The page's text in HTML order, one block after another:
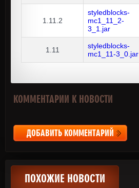
1.11.2
styledblocks-
mc1_11_2-
3_1.jar
1.11
styledblocks-
mc1_11-3_0.jar
КОММЕНТАРИИ К НОВОСТИ
ДОБАВИТЬ КОММЕНТАРИЙ
ПОХОЖИЕ НОВОСТИ